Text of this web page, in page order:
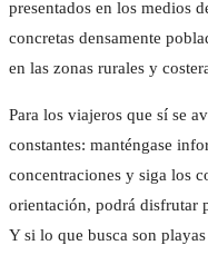
presentados en los medios
concretas densamente
en las zonas rurales y
Para los viajeros que sí se
constantes: manténgase
concentraciones y siga los
orientación, podrá disfrutar
Y si lo que busca son